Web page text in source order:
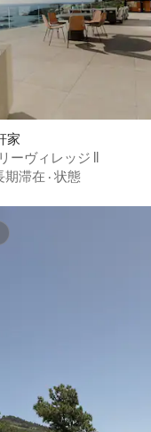
家
ーヴィレッジ ll
期滞在 · 状態